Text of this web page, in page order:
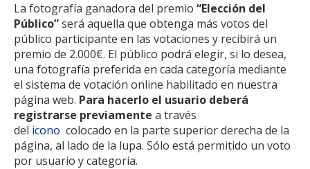
La fotografía ganadora del premio “Elección del
Público”será aquella que obtenga más votos del
público participante en las votaciones y recibirá un
premio de 2.000€. El público podrá elegir, si lo desea,
una fotografía preferida en cada categoría mediante
el sistema de votación online habilitado en nuestra
página web. Para hacerlo el usuario deberá
registrarse previamente a través
del icono colocado en la parte superior derecha de la
página, al lado de la lupa. Sólo está permitido un voto
por usuario y categoría.